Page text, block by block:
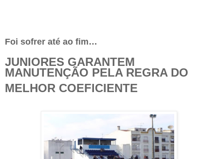
Foi sofrer até ao fim…
JUNIORES GARANTEM
MANUTENÇÃO PELA REGRA DO
MELHOR COEFICIENTE